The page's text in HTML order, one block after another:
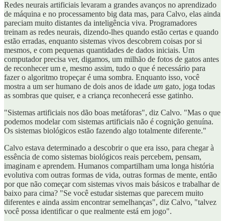
Redes neurais artificiais levaram a grandes avanços no aprendizado
de máquina e no processamento big data mas, para Calvo, elas ainda
pareciam muito distantes da inteligência viva. Programadores
treinam as redes neurais, dizendo-lhes quando estão certas e quando
estão erradas, enquanto sistemas vivos descobrem coisas por si
mesmos, e com pequenas quantidades de dados iniciais. Um
computador precisa ver, digamos, um milhão de fotos de gatos antes
de reconhecer um e, mesmo assim, tudo o que é necessário para
fazer o algoritmo tropeçar é uma sombra. Enquanto isso, você
mostra a um ser humano de dois anos de idade um gato, joga todas
as sombras que quiser, e a criança reconhecerá esse gatinho.
"Sistemas artificiais nos dão boas metáforas", diz Calvo. "Mas o que
podemos modelar com sistemas artificiais não é cognição genuína.
Os sistemas biológicos estão fazendo algo totalmente diferente."
Calvo estava determinado a descobrir o que era isso, para chegar à
essência de como sistemas biológicos reais percebem, pensam,
imaginam e aprendem. Humanos compartilham uma longa história
evolutiva com outras formas de vida, outras formas de mente, então
por que não começar com sistemas vivos mais básicos e trabalhar de
baixo para cima? "Se você estudar sistemas que parecem muito
diferentes e ainda assim encontrar semelhanças", diz Calvo, "talvez
você possa identificar o que realmente está em jogo".